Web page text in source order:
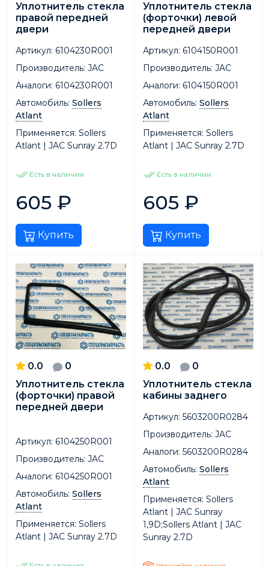
Уплотнитель стекла
правой передней
двери
Артикул: 6104230R001
Производитель: JAC
Аналоги: 6104230R001
Автомобиль: Sollers
Atlant
Применяется: Sollers
Atlant | JAC Sunray 2.7D
Есть в наличии
605 ₽
Купить
Уплотнитель стекла
(форточки) левой
передней двери
Артикул: 6104150R001
Производитель: JAC
Аналоги: 6104150R001
Автомобиль: Sollers
Atlant
Применяется: Sollers
Atlant | JAC Sunray 2.7D
Есть в наличии
605 ₽
Купить
0.0
0
Уплотнитель стекла
(форточки) правой
передней двери
Артикул: 6104250R001
Производитель: JAC
Аналоги: 6104250R001
Автомобиль: Sollers
Atlant
Применяется: Sollers
Atlant | JAC Sunray 2.7D
0.0
0
Уплотнитель стекла
кабины заднего
Артикул: 5603200R0284
Производитель: JAC
Аналоги: 5603200R0284
Автомобиль: Sollers
Atlant
Применяется: Sollers
Atlant | JAC Sunray
1,9D;Sollers Atlant | JAC
Sunray 2.7D